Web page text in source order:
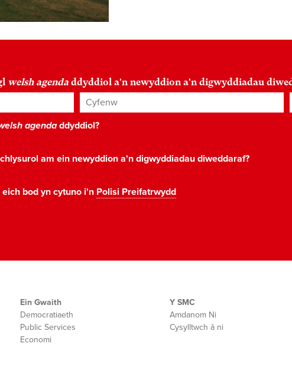
welsh agenda ddyddiol a'n newyddion a'n digwyddiadau
Cyfenw
agendaddyddiol?
am ein newyddion a'n digwyddiadau diweddaraf?
bod yn cytuno i'n Polisi Preifatrwydd
Ein Gwaith
Democratiaeth
Public Services
Economi
Y SMC
Amdanom Ni
Cysylltwch â ni